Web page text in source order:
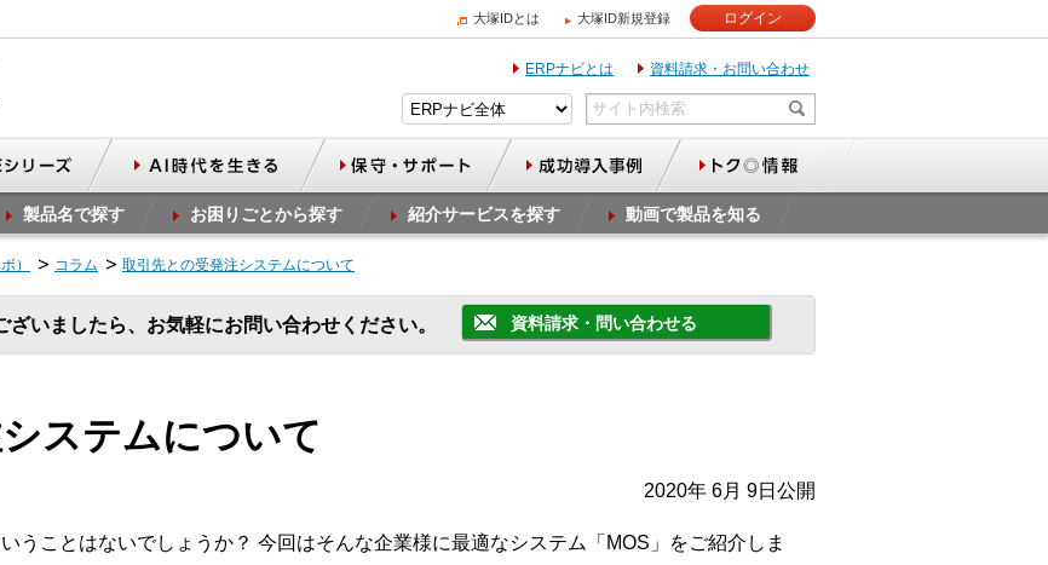
大塚IDとは 大塚ID新規登録 ログイン
ERPナビとは 資料請求・お問い合わせ
製品名で探す お困りごとから探す 紹介サービスを探す 動画で製品を知る
） コラム 取引先との受発注システムについて
いましたら、お気軽にお問い合わせください。 資料請求・問い合わせる
ステムについて
2020年 6月 9日公開
うことはないでしょうか？ 今回はそんな企業様に最適なシステム「MOS」をご紹介しま